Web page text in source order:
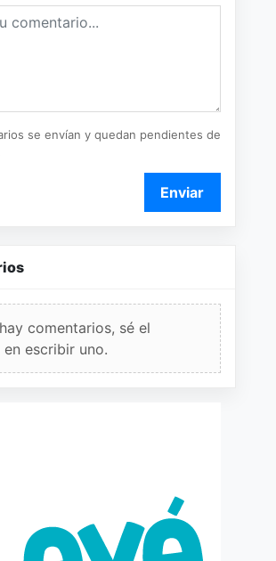
se envían y quedan pendientes de
Enviar
comentarios, sé el
escribir uno.